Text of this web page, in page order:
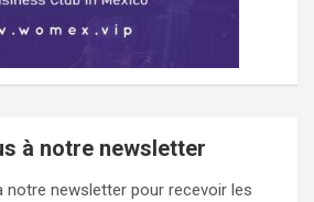
à notre newsletter
notre newsletter pour recevoir les